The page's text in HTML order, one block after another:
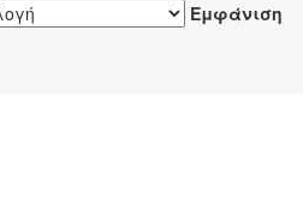
Εμφάνιση